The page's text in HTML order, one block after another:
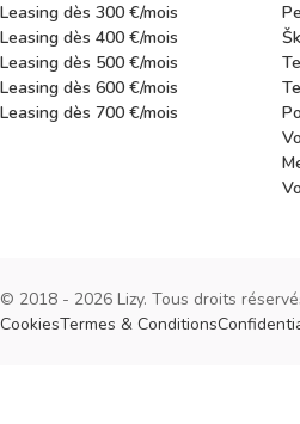
Leasing dès 300 €/mois
Leasing dès 400 €/mois
Leasing dès 500 €/mois
Leasing dès 600 €/mois
Leasing dès 700 €/mois
© 2018 - 2026 Lizy. Tous droits
CookiesTermes & Conditions